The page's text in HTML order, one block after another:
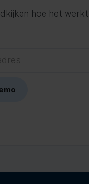
hoe het